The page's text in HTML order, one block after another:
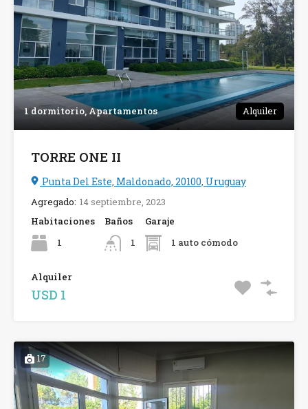
1 dormitorio, Apartamentos Alquiler
TORRE ONE II
Punta Del Este, Maldonado, 20100, Uruguay
Agregado: 14 septiembre, 2023
Habitaciones
1
Baños
1
Garaje
1 auto cómodo
Alquiler
USD 1
17